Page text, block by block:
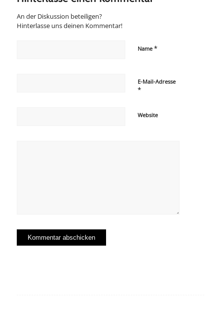
An der Diskussion beteiligen?
Hinterlasse uns deinen Kommentar!
Name *
E-Mail-Adresse
*
Website